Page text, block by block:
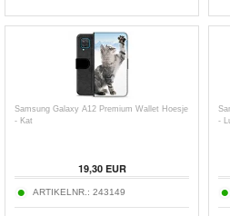
Samsung Galaxy A12 Premium Wallet Hoesje
- Kat
19,30EUR
ARTIKELNR.: 243149
-